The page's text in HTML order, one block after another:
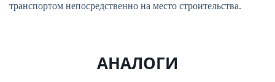
транспортом непосредственно на место строительства.
АНАЛОГИ